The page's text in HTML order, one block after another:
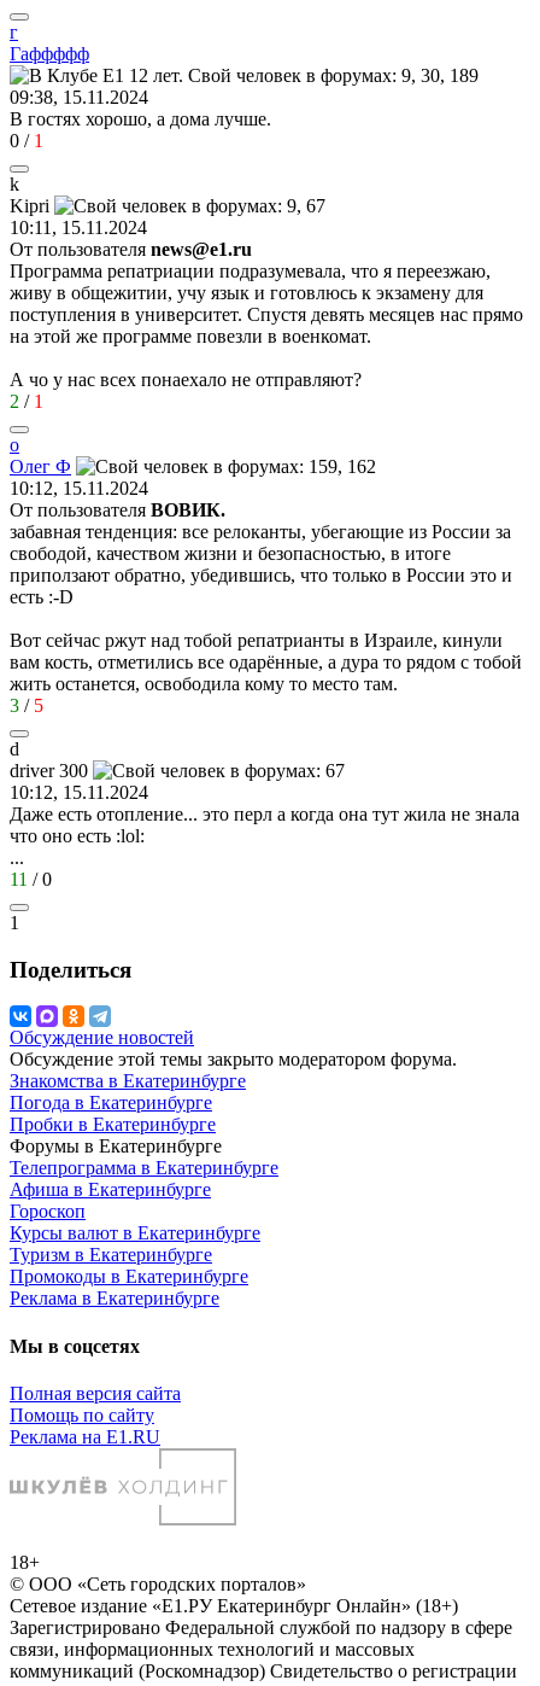
г
Гаффффф
09:38, 15.11.2024
В гостях хорошо, а дома лучше.
0 / 1
k
Kipri
10:11, 15.11.2024
От пользователя news@e1.ru
Программа репатриации подразумевала, что я переезжаю,
живу в общежитии, учу язык и готовлюсь к экзамену для
поступления в университет. Спустя девять месяцев нас прямо
на этой же программе повезли в военкомат.
А чо у нас всех понаехало не отправляют?
2 / 1
о
Олег Ф
10:12, 15.11.2024
От пользователя ВОВИК.
забавная тенденция: все релоканты, убегающие из России за
свободой, качеством жизни и безопасностью, в итоге
приползают обратно, убедившись, что только в России это и
есть :-D
Вот сейчас ржут над тобой репатрианты в Израиле, кинули
вам кость, отметились все одарённые, а дура то рядом с тобой
жить останется, освободила кому то место там.
3 / 5
d
driver 300
10:12, 15.11.2024
Даже есть отопление... это перл а когда она тут жила не знала
что оно есть :lol:
...
11 /0
1
Поделиться
Обсуждение новостей
Обсуждение этой темы закрыто модератором форума.
Знакомства в Екатеринбурге
Погода в Екатеринбурге
Пробки в Екатеринбурге
Форумы в Екатеринбурге
Телепрограмма в Екатеринбурге
Афиша в Екатеринбурге
Гороскоп
Курсы валют в Екатеринбурге
Туризм в Екатеринбурге
Промокоды в Екатеринбурге
Реклама в Екатеринбурге
Мы в соцсетях
Полная версия сайта
Помощь по сайту
Реклама на E1.RU
18+
© ООО «Сеть городских порталов»
Сетевое издание «Е1.РУ Екатеринбург Онлайн» (18+)
Зарегистрировано Федеральной службой по надзору в сфере
связи, информационных технологий и массовых
коммуникаций (Роскомнадзор) Свидетельство о регистрации